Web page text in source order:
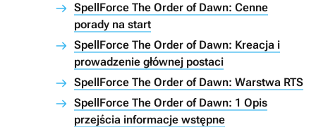
SpellForce The Order of Dawn: Cenne
porady na start
SpellForce The Order of Dawn: Kreacja i
prowadzenie głównej postaci
SpellForce The Order of Dawn: Warstwa RTS
SpellForce The Order of Dawn: 1 Opis
przejścia informacje wstępne